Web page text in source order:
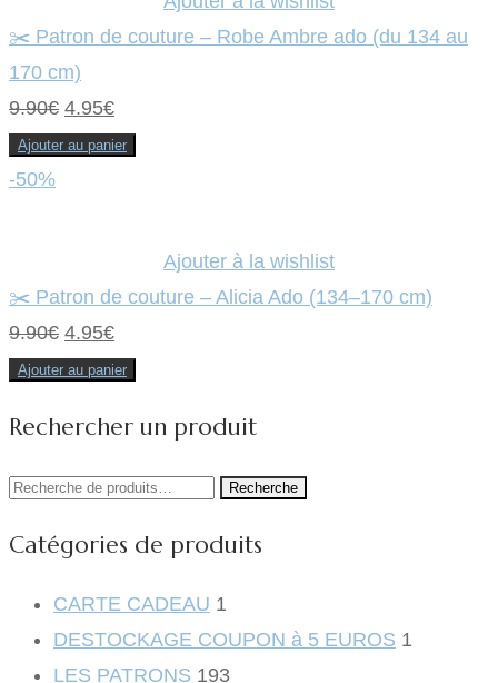
✂️ Patron de couture – Robe Ambre ado (du 134 au
170 cm)
9.90€ Le
prix
4.95€Le
prix
Ajouter au panier
-50%
Ajouter à la wishlist
✂️ Patron de couture – Alicia Ado (134–170 cm)
9.90€ Le
prix
était :
9.90€.
4.95€Le
prix
est :
4.95€.
Ajouter au panier
Rechercher un produit
Recherche
Recherche
Catégories de produits
CARTE CADEAU 1
DESTOCKAGE COUPON à 5 EUROS 1
LES PATRONS 193